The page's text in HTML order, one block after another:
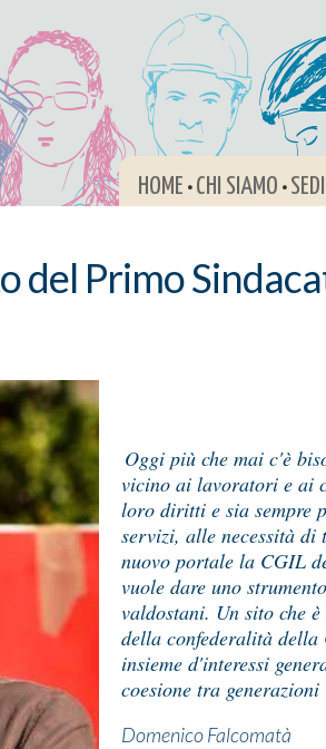
HOME • CHI SIAMO •
del Primo
Oggi più che mai c'è
vicino ai lavoratori e ai
loro diritti e sia sempre
servizi, alle necessità di
nuovo portale la CGIL
vuole dare uno
valdostani. Un sito che
della confederalità della
insieme d'interessi
coesione tra generazioni
Domenico Falcomatà